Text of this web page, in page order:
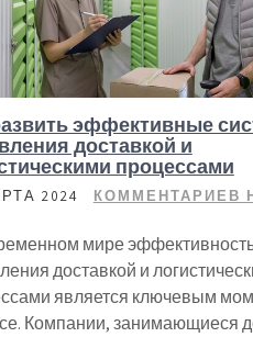
эффективные
доставкой и
процессами
2024 КОММЕНТАРИЕВ
мире
доставкой и
является ключевым
Компании, занимающиеся